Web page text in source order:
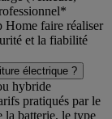
Home faire réaliser
et la fiabilité
électrique ?
hybride
pratiqués par le
la batterie, le type